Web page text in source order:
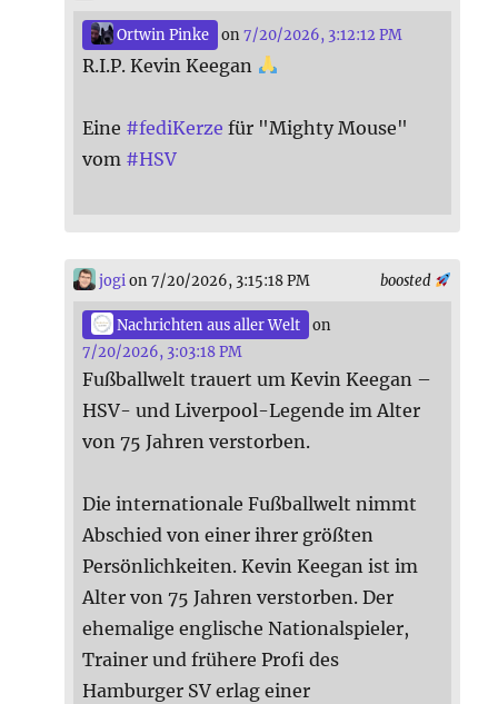
Ortwin Pinke on7/20/2026, 3:12:12 PM
R.I.P. Kevin Keegan
Eine #fediKerze für "Mighty Mouse"
vom #HSV
boosted
jogi on 7/20/2026, 3:15:18 PM
Nachrichten aus aller Welt
on
7/20/2026, 3:03:18 PM
Fußballwelt trauert um Kevin Keegan –
HSV- und Liverpool-Legende im Alter
von 75 Jahren verstorben.
Die internationale Fußballwelt nimmt
Abschied von einer ihrer größten
Persönlichkeiten. Kevin Keegan ist im
Alter von 75 Jahren verstorben. Der
ehemalige englische Nationalspieler,
Trainer und frühere Profi des
Hamburger SV erlag einer